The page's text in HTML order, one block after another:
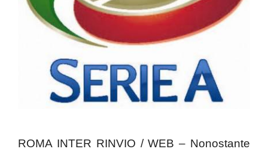
ROMA INTER RINVIO / WEB – Nonostante